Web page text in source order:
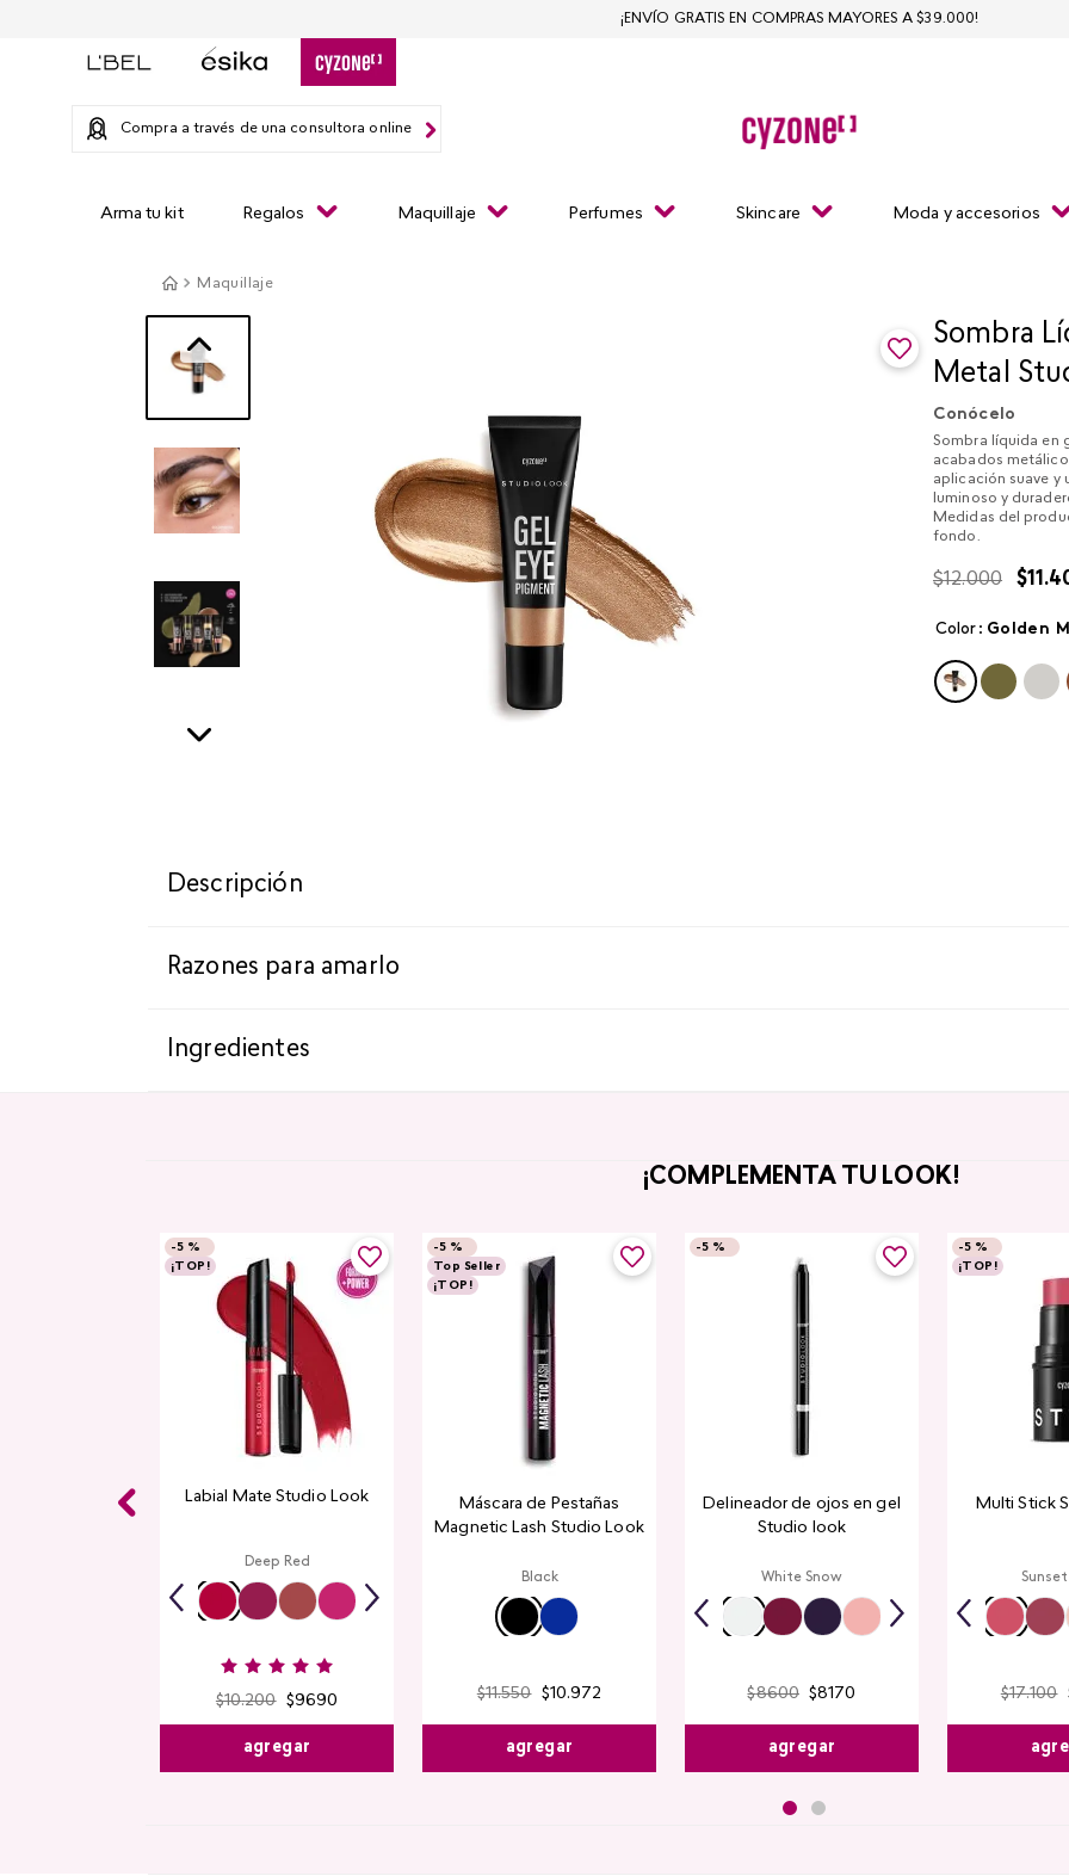
Compra a través de una consultora online
Arma tu kit Regalos Maquillaje Perfumes Skincare Moda y accesorios
¡ENVÍO GRATIS EN COMPRAS MAYORES A $39.000!
Maquillaje
Sombra
Metal
Conócelo
Sombra líquida en
acabados
aplicación suave y
luminoso y
Medidas del
fondo.
$12.000 $11 .
Color : golden
Descripción
Razones para amarlo
Ingredientes
¡COMPLEMENTA TU LOOK!
-5 %
¡TOP!
Labial Mate Studio Look
Deep Red
$10.200 $9690
agregar
-5 %
Top Seller
¡TOP!
Máscara de Pestañas
Magnetic Lash Studio Look
Black
$11.550 $10.972
agregar
-5 %
Delineador de ojos en gel
Studio look
White Snow
$8600 $8170
agregar
-5 %
¡TOP!
Multi Stick
Sunset
$17.100